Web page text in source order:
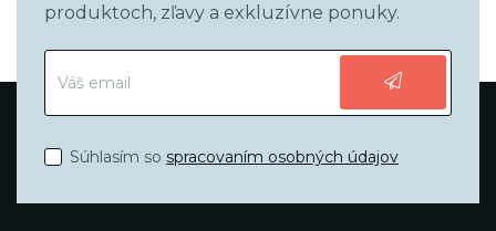
produktoch, zľavy a exkluzívne ponuky.
Súhlasím so spracovaním osobných údajov